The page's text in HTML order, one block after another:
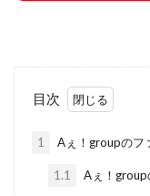
目次
1 Aぇ！groupのフ
1.1 Aぇ！group